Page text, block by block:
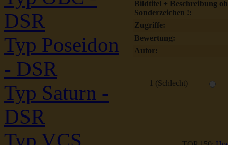
DSR
Typ Poseidon
- DSR
Typ Saturn -
DSR
Bildtitel + Beschreibung
Sonderzeichen !:
Zugriffe:
Bewertung:
Autor:
1 (Schlecht)